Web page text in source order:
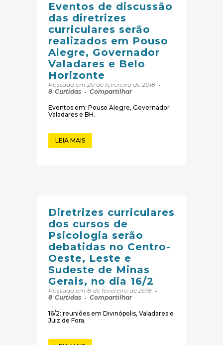
Eventos de discussão
das diretrizes
curriculares serão
realizados em Pouso
Alegre, Governador
Valadares e Belo
Horizonte
Postado em 20 de fevereiro de 2018
8 Curtidas Compartilhar
Eventos em: Pouso Alegre, Governador
Valadares e BH.
LEIA MAIS
Diretrizes curriculares
dos cursos de
Psicologia serão
debatidas no Centro-
Oeste, Leste e
Sudeste de Minas
Gerais, no dia 16/2
Postado em 8 de fevereiro de 2018
8 Curtidas Compartilhar
16/2: reuniões em Divinópolis, Valadares e
Juiz de Fora.